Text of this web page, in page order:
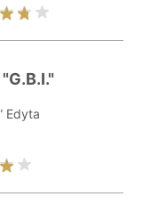
Edyta